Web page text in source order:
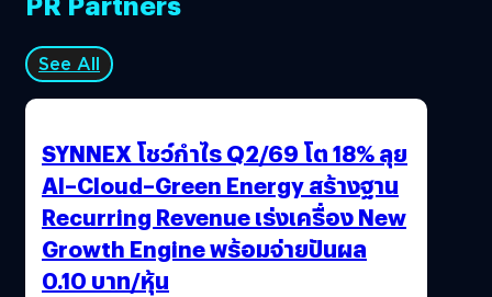
See All
SYNNEX โชว์กำไร Q2/69 โต 18% ลุย
AI–Cloud–Green Energy สร้างฐาน
Recurring Revenue เร่งเครื่อง New
Growth Engine พร้อมจ่ายปันผล
0.10 บาท/หุ้น